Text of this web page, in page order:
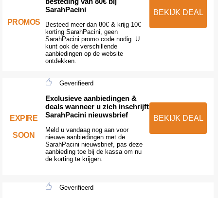
PROMOS
SarahPacini
Besteed meer dan 80€ & krijg 10€
korting SarahPacini, geen
SarahPacini promo code nodig. U
kunt ook de verschillende
aanbiedingen op de website
ontdekken.
BEKIJK DEAL
EXPIRE
SOON
Geverifieerd
Exclusieve aanbiedingen &
deals wanneer u zich inschrijft
SarahPacini nieuwsbrief
Meld u vandaag nog aan voor
nieuwe aanbiedingen met de
SarahPacini nieuwsbrief, pas deze
aanbieding toe bij de kassa om nu
de korting te krijgen.
BEKIJK DEAL
Geverifieerd